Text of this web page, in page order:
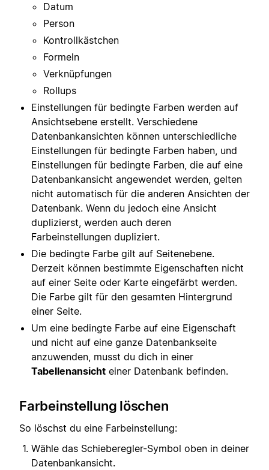
Datum
Person
Kontrollkästchen
Formeln
Verknüpfungen
Rollups
Einstellungen für bedingte Farben werden auf
Ansichtsebene erstellt. Verschiedene
Datenbankansichten können unterschiedliche
Einstellungen für bedingte Farben haben, und
Einstellungen für bedingte Farben, die auf eine
Datenbankansicht angewendet werden, gelten
nicht automatisch für die anderen Ansichten der
Datenbank. Wenn du jedoch eine Ansicht
duplizierst, werden auch deren
Farbeinstellungen dupliziert.
Die bedingte Farbe gilt auf Seitenebene.
Derzeit können bestimmte Eigenschaften nicht
auf einer Seite oder Karte eingefärbt werden.
Die Farbe gilt für den gesamten Hintergrund
einer Seite.
Um eine bedingte Farbe auf eine Eigenschaft
und nicht auf eine ganze Datenbankseite
anzuwenden, musst du dich in einer
Tabellenansicht einer Datenbank befinden.
Farbeinstellung löschen
So löschst du eine Farbeinstellung:
Wähle das Schieberegler-Symbol oben in deiner
Datenbankansicht.